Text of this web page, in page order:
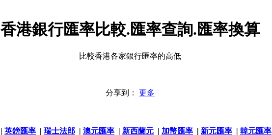
香港銀行匯率比較.匯率查詢.匯率換算
比較香港各家銀行匯率的高低
分享到： 更多
| 英鎊匯率 | 瑞士法郎 | 澳元匯率 | 新西蘭元 | 加幣匯率 | 新元匯率 | 韓元匯率